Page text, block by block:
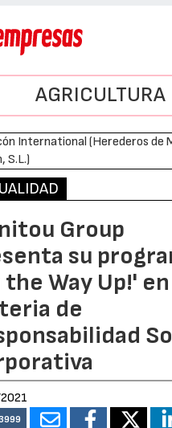
AGRICULTURA
Group
su
the Way Up!' en
de